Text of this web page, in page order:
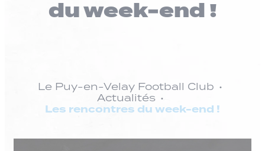
du week-end !
Le Puy-en-Velay Football Club
Actualités
Les rencontres du week-end !